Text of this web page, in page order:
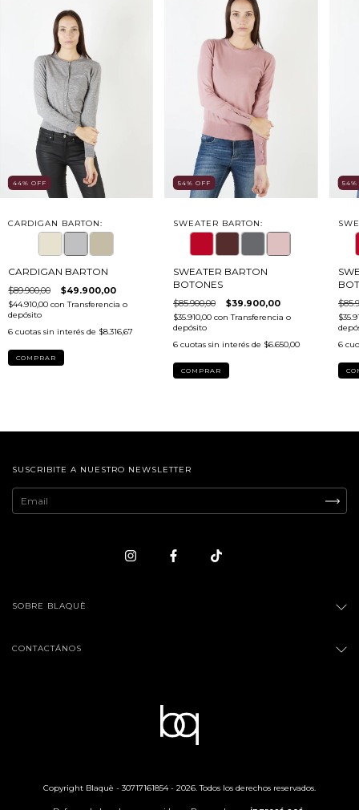
44% OFF
CARDIGAN BARTON:
CARDIGAN BARTON
$89.900,00 $49.900,00
$44.910,00 con Transferencia o
depósito
6 cuotas sin interés de $8.316,67
COMPRAR
54% OFF
SWEATER BARTON:
SWEATER BARTON
BOTONES
$85.900,00 $39.900,00
$35.910,00 con Transferencia o
depósito
6 cuotas sin interés de $6.650,00
COMPRAR
54
6
SUSCRIBITE A NUESTRO NEWSLETTER
SOBRE BLAQUÈ
CONTACTÁNOS
Copyright Blaquè - 30717161854 - 2026. Todos los derechos reservados.